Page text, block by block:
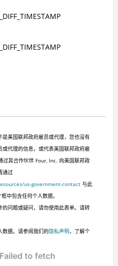
是美国联邦政府雇员或代理，您也没有
代理的信息，或代表美国联邦政府雇
过其合作伙伴 Four, Inc. 向美国联邦政
通过
us-government-contact与此
中包含任何个人数据。
的问题或疑问，请勿使用此表单。请转
数据。请参阅我们的隐私声明，了解个